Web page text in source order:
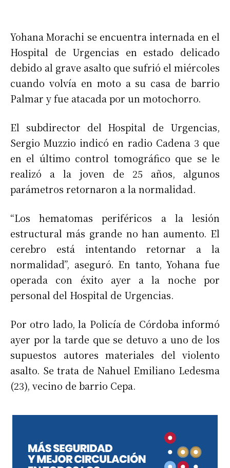
Yohana Morachi se encuentra internada en el
Hospital de Urgencias en estado delicado
debido al grave asalto que sufrió el miércoles
cuando volvía en moto a su casa de barrio
Palmar y fue atacada por un motochorro.
El subdirector del Hospital de Urgencias,
Sergio Muzzio indicó en radio Cadena 3 que
en el último control tomográfico que se le
realizó a la joven de 25 años, algunos
parámetros retornaron a la normalidad.
“Los hematomas periféricos a la lesión
estructural más grande no han aumento. El
cerebro está intentando retornar a la
normalidad”, aseguró. En tanto, Yohana fue
operada con éxito ayer a la noche por
personal del Hospital de Urgencias.
Por otro lado, la Policía de Córdoba informó
ayer por la tarde que se detuvo a uno de los
supuestos autores materiales del violento
asalto. Se trata de Nahuel Emiliano Ledesma
(23), vecino de barrio Cepa.